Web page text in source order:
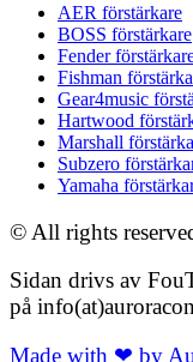
AER förstärkare
BOSS förstärkare
Fender
Fishman
Gear4music
Hartwood
Marshall
Subzero
Yamaha
© All rights
Sidan drivs av
på
Made with ❤ by